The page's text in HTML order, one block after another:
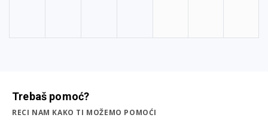
Trebaš pomoć?
RECI NAM KAKO TI MOŽEMO POMOĆI